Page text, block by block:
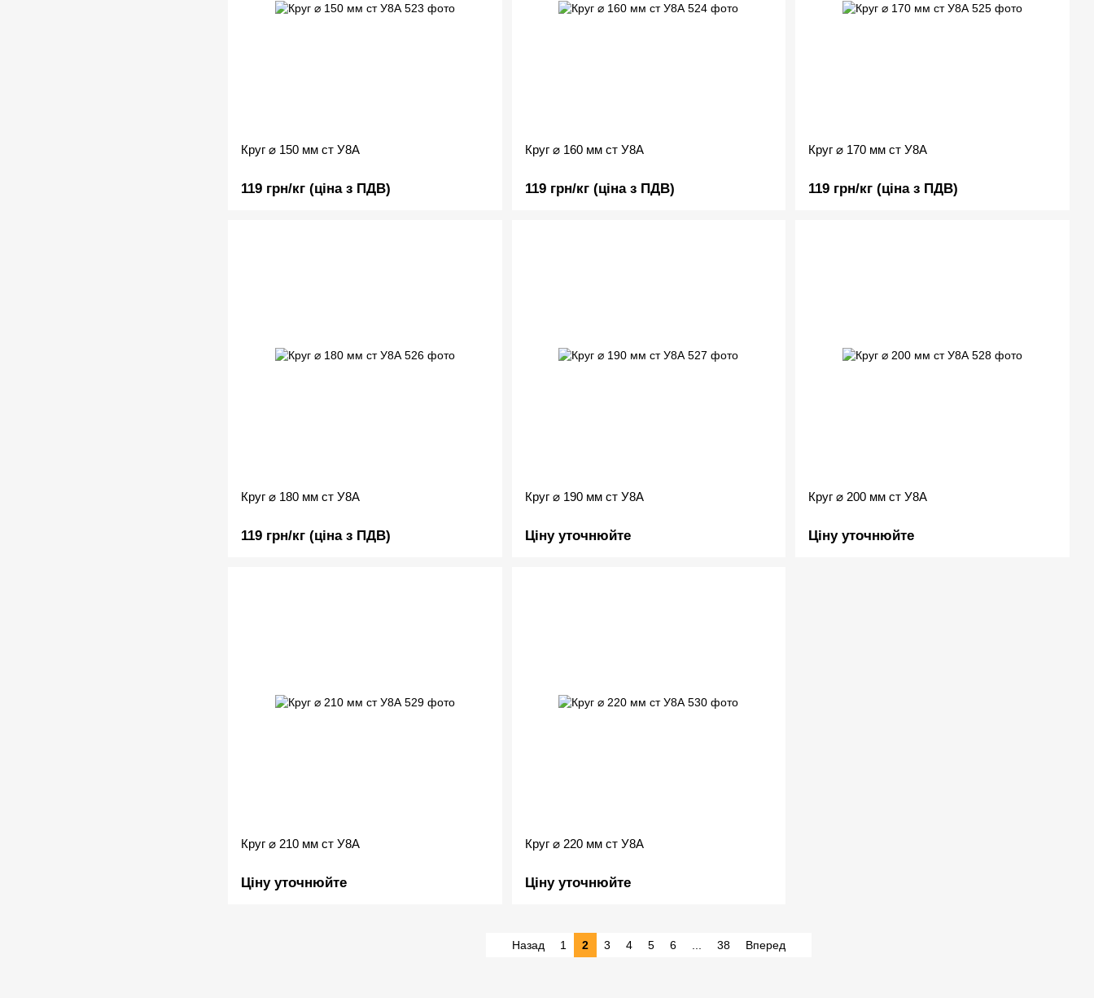
Круг ⌀ 150 мм ст У8А
119 грн/кг (ціна з ПДВ)
Круг ⌀ 160 мм ст У8А
119 грн/кг (ціна з ПДВ)
Круг ⌀ 170 мм ст У8А
119 грн/кг (ціна з ПДВ)
Круг ⌀ 180 мм ст У8А
119 грн/кг (ціна з ПДВ)
Круг ⌀ 190 мм ст У8А
Ціну уточнюйте
Круг ⌀ 200 мм ст У8А
Ціну уточнюйте
Круг ⌀ 210 мм ст У8А
Ціну уточнюйте
Круг ⌀ 220 мм ст У8А
Ціну уточнюйте
Назад 1 2 3 4 5 6 38 Вперед